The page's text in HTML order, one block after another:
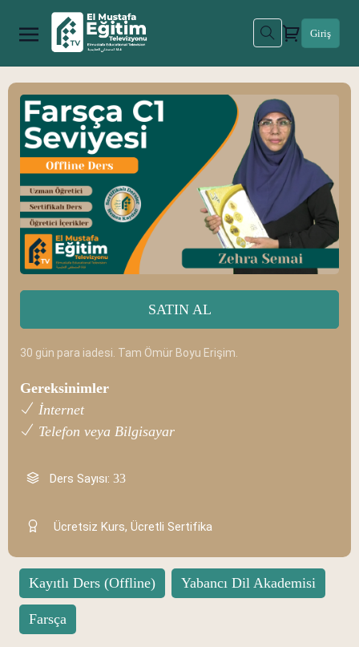
Giriş
Kayıtlı Ders (Offline) Yabancı Dil Akademisi
Farsça
SATIN AL
30 gün para iadesi. Tam Ömür Boyu Erişim.
Gereksinimler
İnternet
Telefon veya Bilgisayar
Ders Sayısı: 33
Ücretsiz Kurs, Ücretli Sertifika